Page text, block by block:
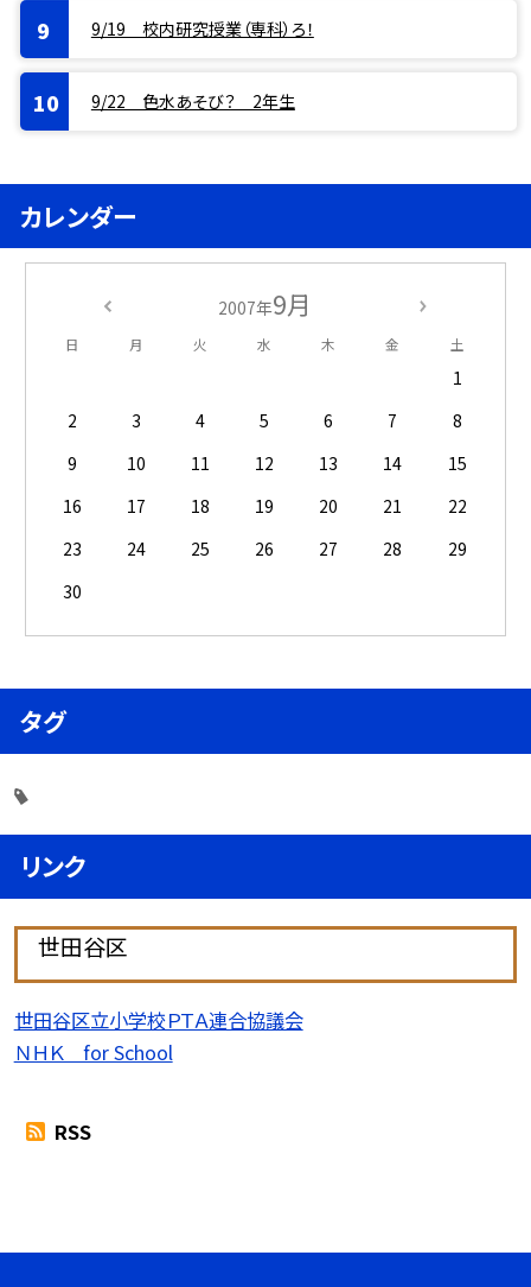
9/19 校内研究授業（専科）ろ！
9/22 色水あそび？ 2年生
カレンダー
2007年9月
日 月 火 水 木 金 土
1
2
3 4 5 6 7
8
9
10 11 12 13 14
15
16
17 18 19 20 21
22
23
24 25 26 27 28
29
30
タグ
リンク
世田谷区
世田谷区立小学校ＰＴＡ連合協議会
ＮＨＫ for School
RSS